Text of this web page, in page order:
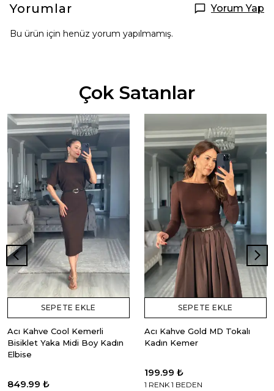
Yorumlar Yorum Yap
Bu ürün için henüz yorum yapılmamış.
Çok Satanlar
SEPETE EKLE
Acı Kahve Cool Kemerli
Bisiklet Yaka Midi Boy Kadın
Elbise
849.99 ₺
SEPETE EKLE
Acı Kahve Gold MD Tokalı
Kadın Kemer
199.99 ₺
1 RENK 1 BEDEN